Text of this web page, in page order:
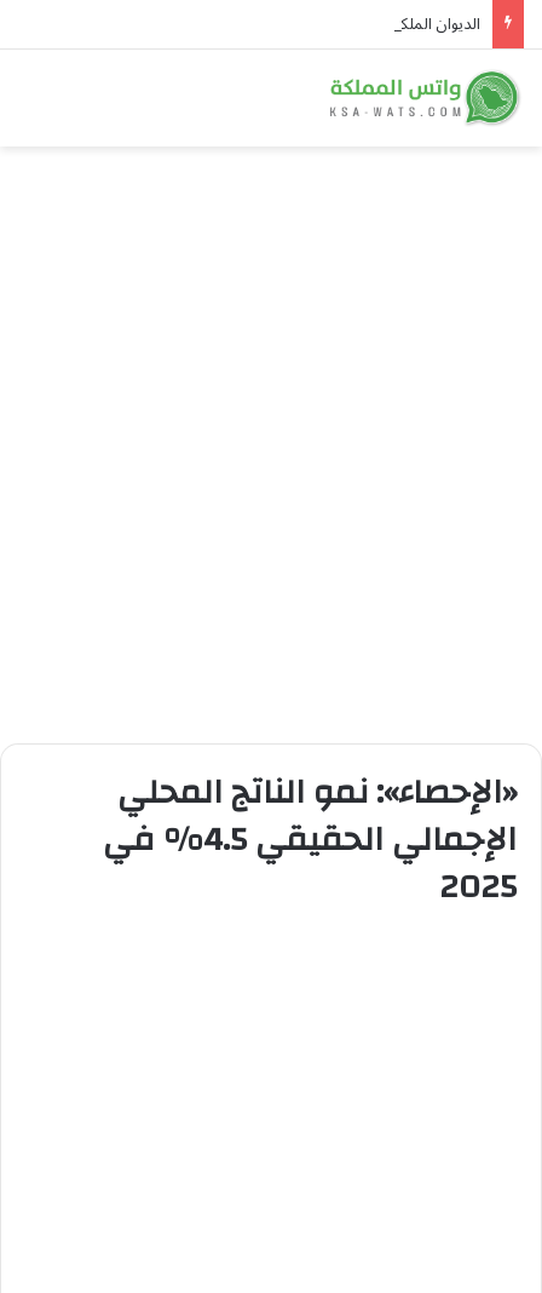
«الإحصاء»: نمو الناتج المحلي
الإجمالي الحقيقي 4.5% في
2025